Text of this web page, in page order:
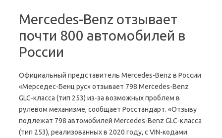
Mercedes-Benz отзывает
почти 800 автомобилей в
России
Официальный представитель Mercedes-Benz в России
«Мерседес-Бенц рус» отзывает 798 Mercedes-Benz
GLC-класса (тип 253) из-за возможных проблем в
рулевом механизме, сообщает Росстандарт. «Отзыву
подлежат 798 автомобилей Mercedes-Benz GLC-класса
(тип 253), реализованных в 2020 году, с VIN-кодами